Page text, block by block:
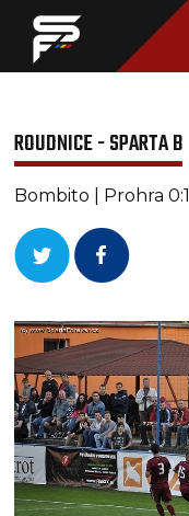
ROUDNICE - SPARTA B
Bombito | Prohra 0:1